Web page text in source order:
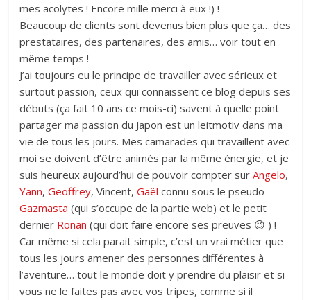
mes acolytes ! Encore mille merci à eux !) !
Beaucoup de clients sont devenus bien plus que ça… des
prestataires, des partenaires, des amis… voir tout en
même temps !
J’ai toujours eu le principe de travailler avec sérieux et
surtout passion, ceux qui connaissent ce blog depuis ses
débuts (ça fait 10 ans ce mois-ci) savent à quelle point
partager ma passion du Japon est un leitmotiv dans ma
vie de tous les jours. Mes camarades qui travaillent avec
moi se doivent d’être animés par la même énergie, et je
suis heureux aujourd’hui de pouvoir compter surAngelo,
Yann,Geoffrey, Vincent,Gaël connu sous le pseudo
Gazmasta (qui s’occupe de la partie web) et le petit
dernier Ronan (qui doit faire encore ses preuves 😉 ) !
Car même si cela parait simple, c’est un vrai métier que
tous les jours amener des personnes différentes à
l’aventure… tout le monde doit y prendre du plaisir et si
vous ne le faites pas avec vos tripes, comme si il